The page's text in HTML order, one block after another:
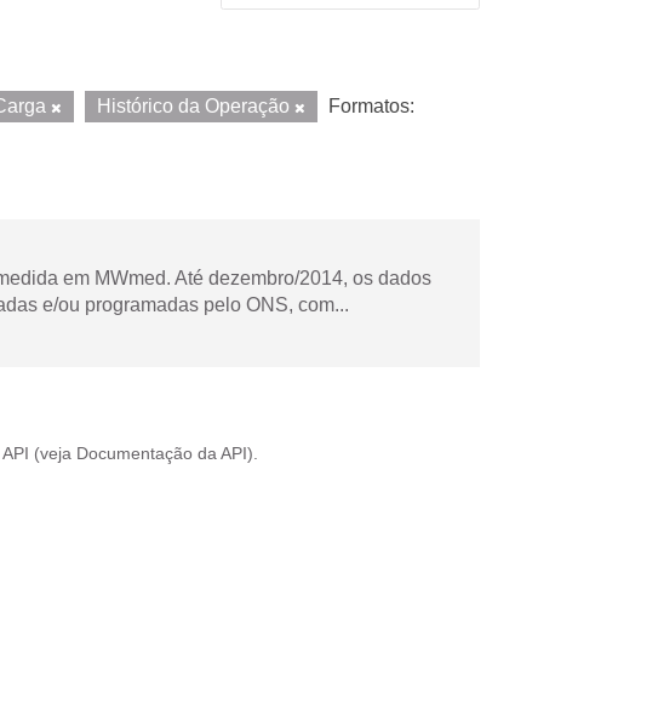
Histórico da Operação
Formatos:
em MWmed. Até dezembro/2014, os dados
e/ou programadas pelo ONS, com...
API (veja Documentação da API ).